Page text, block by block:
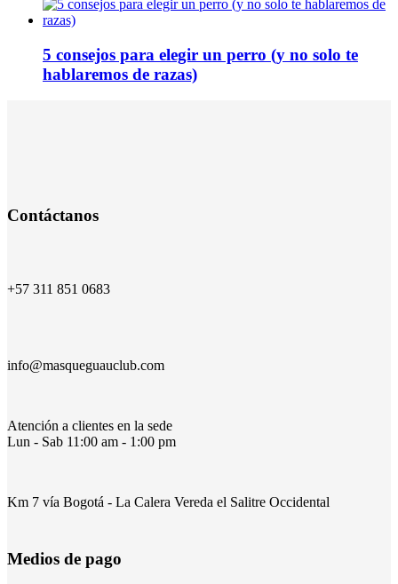
5 consejos para elegir un perro (y no solo te
hablaremos de razas)
Contáctanos
+57 311 851 0683
info@masqueguauclub.com
Atención a clientes en la sede
Lun - Sab 11:00 am - 1:00 pm
Km 7 vía Bogotá - La Calera Vereda el Salitre Occidental
Medios de pago